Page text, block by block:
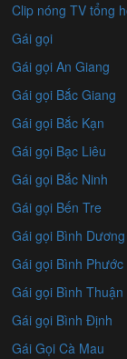
Clip nóng TV tổng
Gái gọi
Gái gọi An Giang
Gái gọi Bắc Giang
Gái gọi Bắc Kạn
Gái gọi Bạc Liêu
Gái gọi Bắc Ninh
Gái gọi Bến Tre
Gái gọi Bình Dương
Gái gọi Bình Phước
Gái gọi Bình Thuận
Gái gọi Bình Định
Gái Gọi Cà Mau